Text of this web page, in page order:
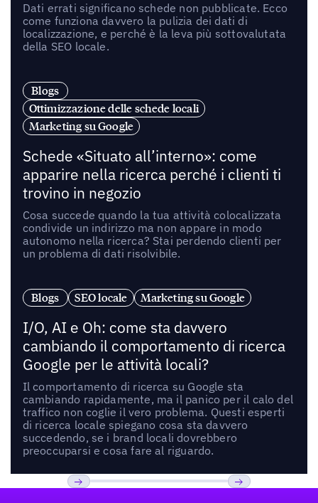
Dati errati significano schede non pubblicate. Ecco
come funziona davvero la pulizia dei dati di
localizzazione, e perché è la leva più sottovalutata
della SEO locale.
Blogs
Ottimizzazione delle schede locali
Marketing su Google
Schede «Situato all’interno»: come
apparire nella ricerca perché i clienti ti
trovino in negozio
Cosa succede quando la tua attività colocalizzata
condivide un indirizzo ma non appare in modo
autonomo nella ricerca? Stai perdendo clienti per
un problema di dati risolvibile.
Blogs SEO locale Marketing su Google
I/O, AI e Oh: come sta davvero
cambiando il comportamento di ricerca
Google per le attività locali?
Il comportamento di ricerca su Google sta
cambiando rapidamente, ma il panico per il calo del
traffico non coglie il vero problema. Questi esperti
di ricerca locale spiegano cosa sta davvero
succedendo, se i brand locali dovrebbero
preoccuparsi e cosa fare al riguardo.